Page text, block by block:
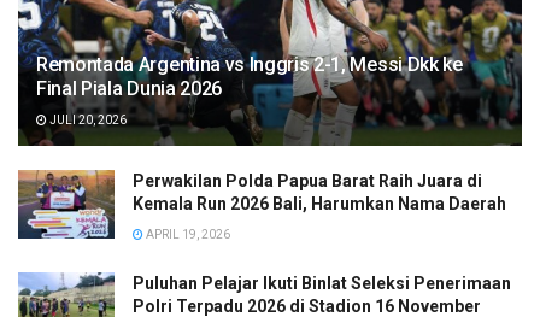
Remontada Argentina vs Inggris 2-1, Messi Dkk ke
Final Piala Dunia 2026
JULI 20, 2026
Perwakilan Polda Papua Barat Raih Juara di
Kemala Run 2026 Bali, Harumkan Nama Daerah
APRIL 19, 2026
Puluhan Pelajar Ikuti Binlat Seleksi Penerimaan
Polri Terpadu 2026 di Stadion 16 November